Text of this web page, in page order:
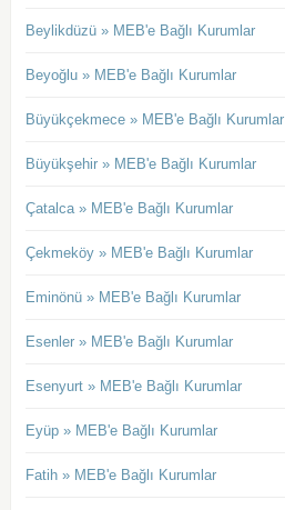
Beylikdüzü » MEB'e Bağlı Kurumlar
Beyoğlu » MEB'e Bağlı Kurumlar
Büyükçekmece » MEB'e Bağlı Kurumlar
Büyükşehir » MEB'e Bağlı Kurumlar
Çatalca » MEB'e Bağlı Kurumlar
Çekmeköy » MEB'e Bağlı Kurumlar
Eminönü » MEB'e Bağlı Kurumlar
Esenler » MEB'e Bağlı Kurumlar
Esenyurt » MEB'e Bağlı Kurumlar
Eyüp » MEB'e Bağlı Kurumlar
Fatih » MEB'e Bağlı Kurumlar